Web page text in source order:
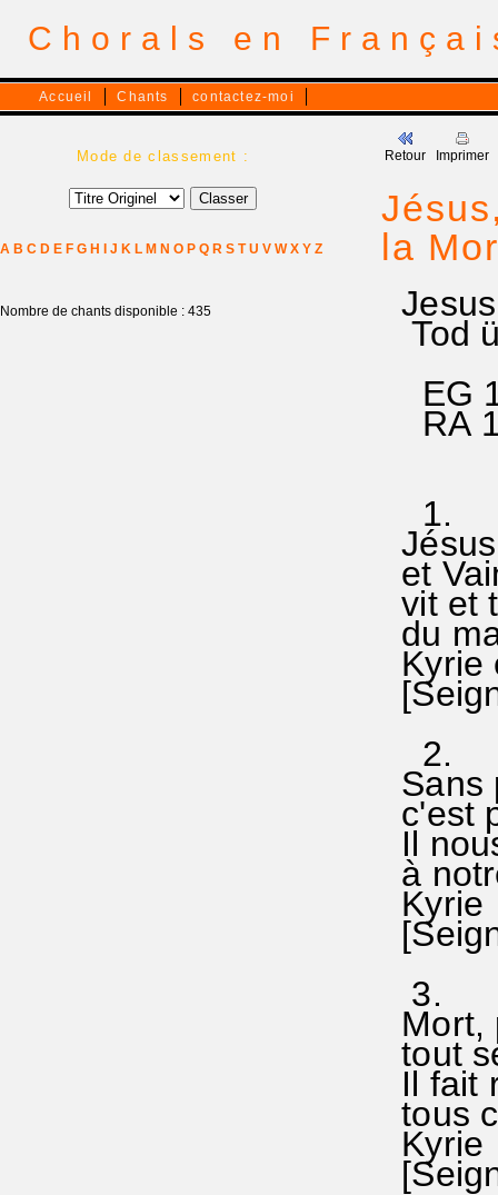
Chorals en
Accueil Chants contactez-moi
Mode de classement :
A B C D E F G H J K L M N O P Q R S T U V W X Y Z
Nombre de chants disponible : 435
Retour Imprimer
la
Tod
EG
RA
1.
et
vit et
du
Kyrie
2.
Sans
c'est
Il
à
3.
Mort,
tout
Il fait
tous